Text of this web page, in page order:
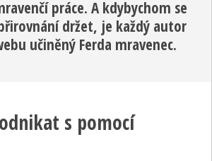
práce. A kdybychom se
držet, je každý autor
učiněný Ferda mravenec.
s pomocí